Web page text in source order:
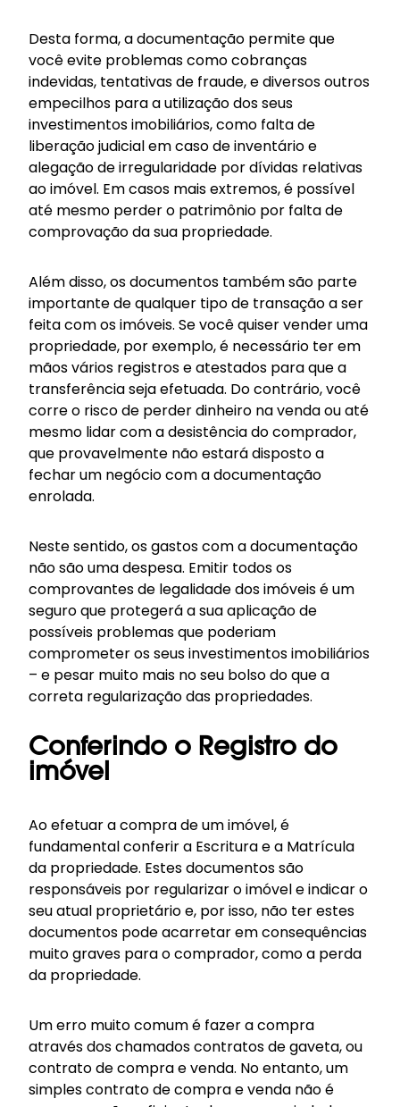
Desta forma, a documentação permite que
você evite problemas como cobranças
indevidas, tentativas de fraude, e diversos outros
empecilhos para a utilização dos seus
investimentos imobiliários, como falta de
liberação judicial em caso de inventário e
alegação de irregularidade por dívidas relativas
ao imóvel. Em casos mais extremos, é possível
até mesmo perder o patrimônio por falta de
comprovação da sua propriedade.
Além disso, os documentos também são parte
importante de qualquer tipo de transação a ser
feita com os imóveis. Se você quiser vender uma
propriedade, por exemplo, é necessário ter em
mãos vários registros e atestados para que a
transferência seja efetuada. Do contrário, você
corre o risco de perder dinheiro na venda ou até
mesmo lidar com a desistência do comprador,
que provavelmente não estará disposto a
fechar um negócio com a documentação
enrolada.
Neste sentido, os gastos com a documentação
não são uma despesa. Emitir todos os
comprovantes de legalidade dos imóveis é um
seguro que protegerá a sua aplicação de
possíveis problemas que poderiam
comprometer os seus investimentos imobiliários
– e pesar muito mais no seu bolso do que a
correta regularização das propriedades.
Conferindo o Registro do
imóvel
Ao efetuar a compra de um imóvel, é
fundamental conferir a Escritura e a Matrícula
da propriedade. Estes documentos são
responsáveis por regularizar o imóvel e indicar o
seu atual proprietário e, por isso, não ter estes
documentos pode acarretar em consequências
muito graves para o comprador, como a perda
da propriedade.
Um erro muito comum é fazer a compra
através dos chamados contratos de gaveta, ou
contrato de compra e venda. No entanto, um
simples contrato de compra e venda não é